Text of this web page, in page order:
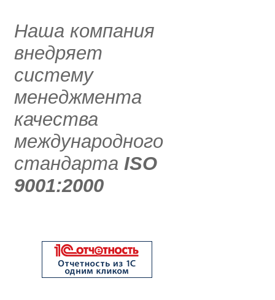
Наша компания
внедряет
систему
менеджмента
качества
международного
стандарта ISO
9001:2000